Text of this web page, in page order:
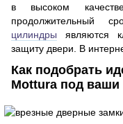
в высоком
продолжительный
цилиндры являются
защиту двери. В
Как подобрать
Mottura под